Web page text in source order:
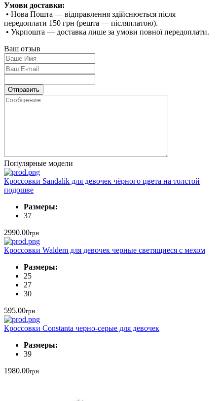
Умови доставки:
• Нова Пошта — відправлення здійснюється після
передоплати 150 грн (решта — післяплатою).
• Укрпошта — доставка лише за умови повної передоплати.
Ваш отзыв
Популярные модели
Кроссовки Sandalik для девочек чёрного цвета на толстой
подошве
Размеры:
37
2990.00грн
Кроссовки Waldem для девочек черные светящиеся с мехом
Размеры:
25
27
30
595.00грн
Кроссовки Constanta черно-серые для девочек
Размеры:
39
1980.00грн